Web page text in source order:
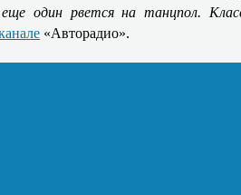
один рвется на танцпол.
«Авторадио».